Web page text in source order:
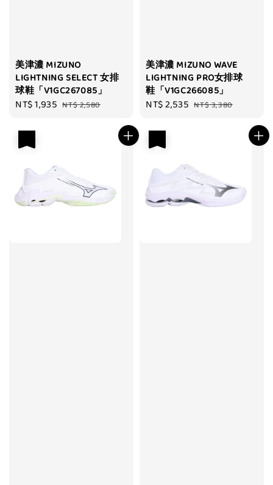
美津濃 MIZUNO
LIGHTNING SELECT 女排
球鞋「V1GC267085」
Sale
NT$ 1,935 Regular
NT$ 2,580
美津濃 MIZUNO WAVE
LIGHTNING PRO女排球
鞋「V1GC266085」
Sale
NT$ 2,535 Regular
NT$ 3,380